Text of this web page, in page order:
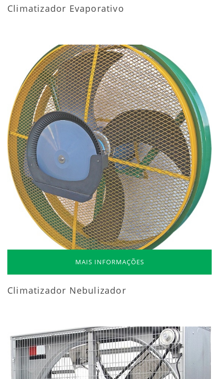
Climatizador Evaporativo
MAIS INFORMAÇÕES
Climatizador Nebulizador